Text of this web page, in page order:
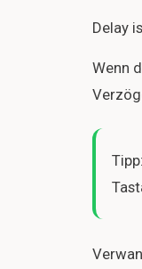
Delay
Wenn